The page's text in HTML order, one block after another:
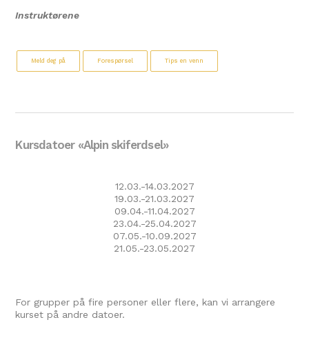
Instruktørene
Meld deg på Forespørsel Tips en venn
Kursdatoer «Alpin skiferdsel»
12.03.-14.03.2027
19.03.-21.03.2027
09.04.-11.04.2027
23.04.-25.04.2027
07.05.-10.09.2027
21.05.-23.05.2027
For grupper på fire personer eller flere, kan vi arrangere
kurset på andre datoer.